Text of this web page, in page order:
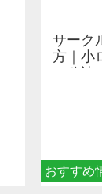
おすすめ
サーク
方｜小